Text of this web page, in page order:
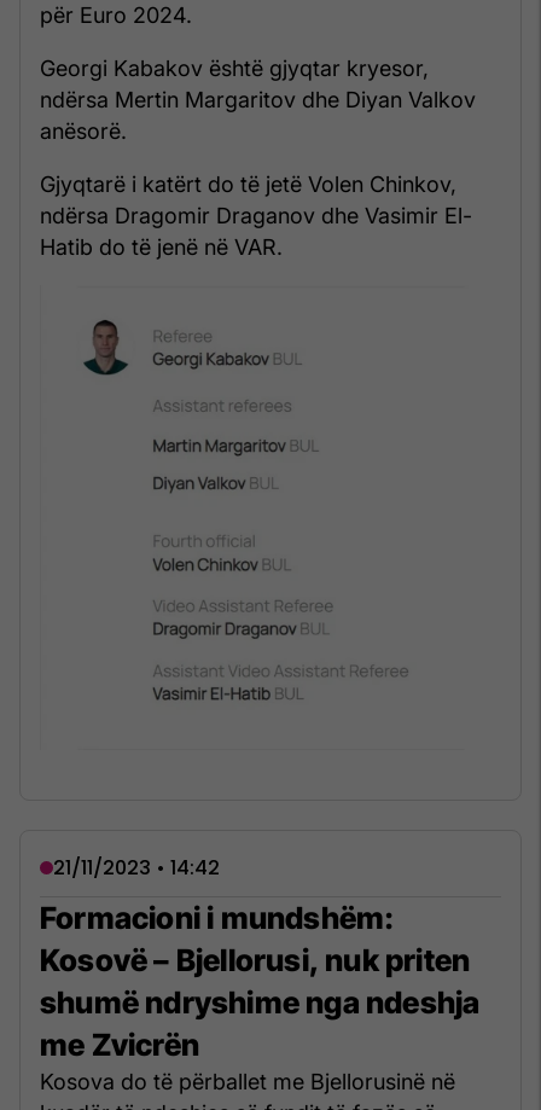
për Euro 2024.
Georgi Kabakov është gjyqtar kryesor,
ndërsa Mertin Margaritov dhe Diyan Valkov
anësorë.
Gjyqtarë i katërt do të jetë Volen Chinkov,
ndërsa Dragomir Draganov dhe Vasimir El-
Hatib do të jenë në VAR.
21/11/2023 • 14:42
Formacioni i mundshëm:
Kosovë – Bjellorusi, nuk priten
shumë ndryshime nga ndeshja
me Zvicrën
Kosova do të përballet me Bjellorusinë në